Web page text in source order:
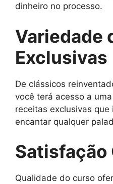
dinheiro no processo.
Variedade
Exclusivas
De clássicos
você terá acesso a
receitas exclusivas que
encantar qualquer
Satisfação
Qualidade do curso